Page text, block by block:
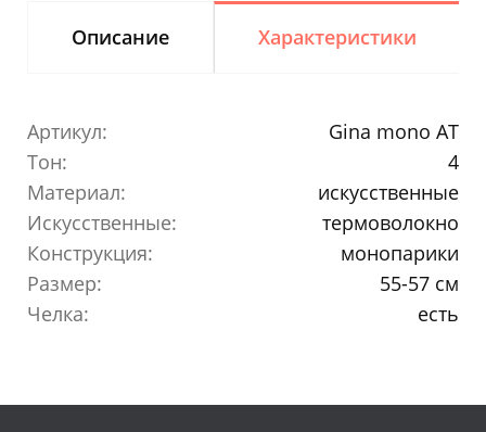
Описание Характеристики
Артикул:
Gina mono AT
Тон:
4
Материал:
искусственные
Искусственные:
термоволокно
Конструкция:
монопарики
Размер:
55-57 см
Челка:
есть